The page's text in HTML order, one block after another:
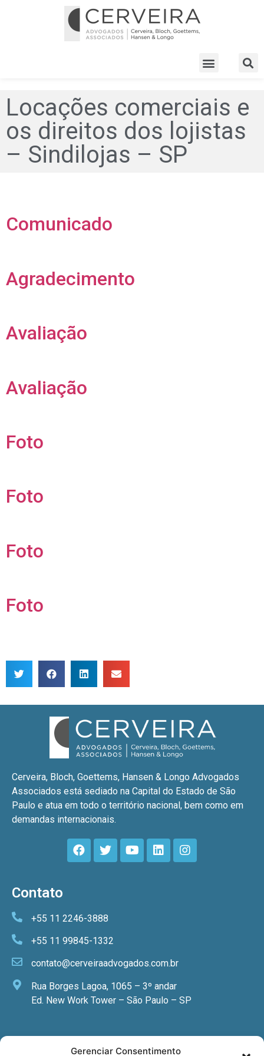
Gerenciar Consentimento
Locações comerciais e
os direitos dos lojistas
– Sindilojas – SP
Comunicado
Agradecimento
Avaliação
Avaliação
Foto
Foto
Foto
Foto
Cerveira, Bloch, Goettems, Hansen & Longo Advogados
Associados está sediado na Capital do Estado de São
Paulo e atua em todo o território nacional, bem como em
demandas internacionais.
Contato
+55 11 2246-3888
+55 11 99845-1332
contato@cerveiraadvogados.com.br
Rua Borges Lagoa, 1065 – 3º andar
Ed. New Work Tower – São Paulo – SP
Newsletter